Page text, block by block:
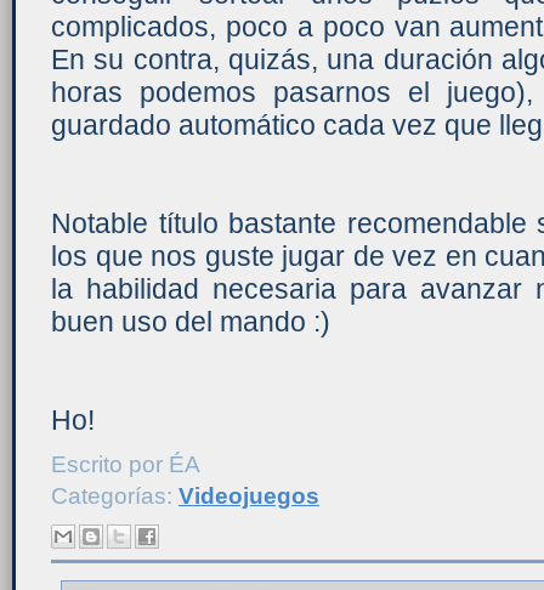
complicados, poco a poco van
En su contra, quizás, una duración
horas podemos pasarnos el
guardado automático cada vez que
Notable título bastante
los que nos guste jugar de vez en
la habilidad necesaria para avanzar
buen uso del mando :)
Ho!
Escrito por ÉA
Categorías: Videojuegos